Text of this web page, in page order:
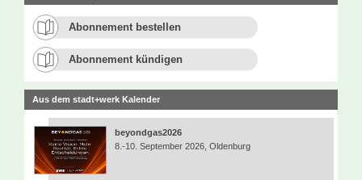
Abonnement bestellen
Abonnement kündigen
Aus dem stadt+werk Kalender
beyondgas2026
8.-10. September 2026, Oldenburg